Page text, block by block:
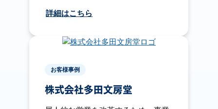
詳細はこちら
お客様事例
株式会社多田文房堂